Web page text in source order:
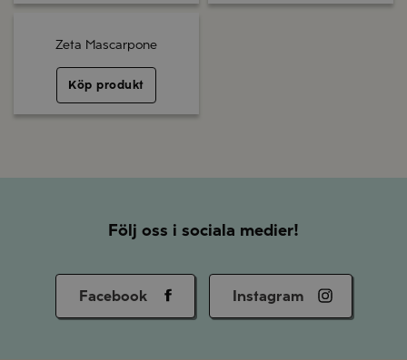
Zeta Mascarpone
Köp produkt
Följ oss i sociala medier!
Facebook Instagram